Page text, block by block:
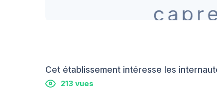
Cet établissement intéresse les
213 vues